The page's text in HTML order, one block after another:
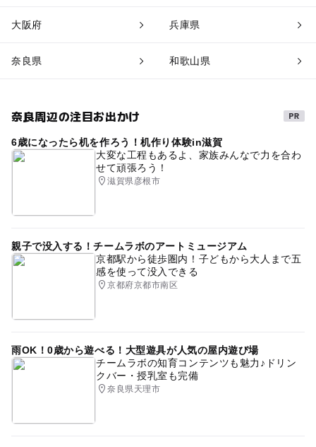
大阪府 兵庫県
奈良県 和歌山県
奈良周辺の注目お出かけ
6歳になったら机を作ろう！机作り体験in滋賀
大変な工程もあるよ、家族みんなで力を合わ
せて頑張ろう！
滋賀県彦根市
親子で没入する！チームラボのアートミュージアム
京都駅から徒歩圏内！子どもから大人まで五
感を使って没入できる
京都府京都市南区
雨OK！0歳から遊べる！大型遊具が人気の屋内遊び場
チームラボの知育コンテンツも魅力♪ドリン
クバー・授乳室も完備
奈良県天理市